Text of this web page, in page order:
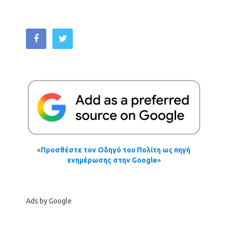
«Προσθέστε τον Οδηγό του Πολίτη ως πηγή
ενημέρωσης στην Google»
Ads by Google